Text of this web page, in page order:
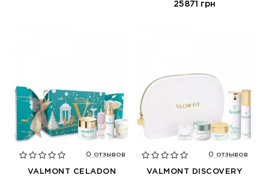
25871 грн
0 отзывов
VALMONT CELADON
0 отзывов
VALMONT DISCOVERY